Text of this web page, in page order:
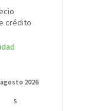
crédito
agosto 2026
S